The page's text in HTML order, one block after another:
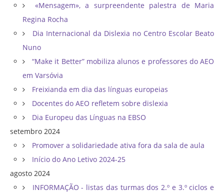
«Mensagem», a surpreendente palestra de Maria
Regina Rocha
Dia Internacional da Dislexia no Centro Escolar Beato
Nuno
“Make it Better” mobiliza alunos e professores do AEO
em Varsóvia
Freixianda em dia das línguas europeias
Docentes do AEO refletem sobre dislexia
Dia Europeu das Línguas na EBSO
setembro 2024
Promover a solidariedade ativa fora da sala de aula
Início do Ano Letivo 2024-25
agosto 2024
INFORMAÇÃO - listas das turmas dos 2.º e 3.º ciclos e